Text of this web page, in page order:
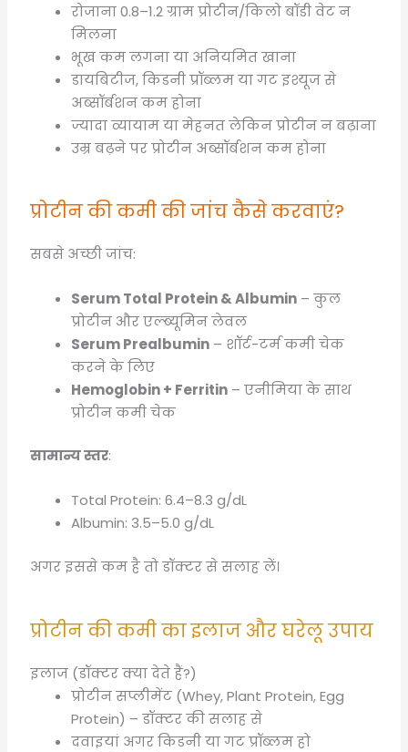
रोजाना 0.8–1.2 ग्राम प्रोटीन/किलो बॉडी वेट न
मिलना
भूख कम लगना या अनियमित खाना
डायबिटीज, किडनी प्रॉब्लम या गट इश्यूज से
अब्सॉर्बशन कम होना
ज्यादा व्यायाम या मेहनत लेकिन प्रोटीन न बढ़ाना
उम्र बढ़ने पर प्रोटीन अब्सॉर्बशन कम होना
प्रोटीन की कमी की जांच कैसे करवाएं?
सबसे अच्छी जांच:
Serum Total Protein & Albumin – कुल
प्रोटीन और एल्ब्यूमिन लेवल
Serum Prealbumin – शॉर्ट-टर्म कमी चेक
करने के लिए
Hemoglobin + Ferritin – एनीमिया के साथ
प्रोटीन कमी चेक
सामान्य स्तर:
Total Protein: 6.4–8.3 g/dL
Albumin: 3.5–5.0 g/dL
अगर इससे कम है तो डॉक्टर से सलाह लें।
प्रोटीन की कमी का इलाज और घरेलू उपाय
इलाज (डॉक्टर क्या देते हैं?)
प्रोटीन सप्लीमेंट (Whey, Plant Protein, Egg
Protein) – डॉक्टर की सलाह से
दवाइयां अगर किडनी या गट प्रॉब्लम हो